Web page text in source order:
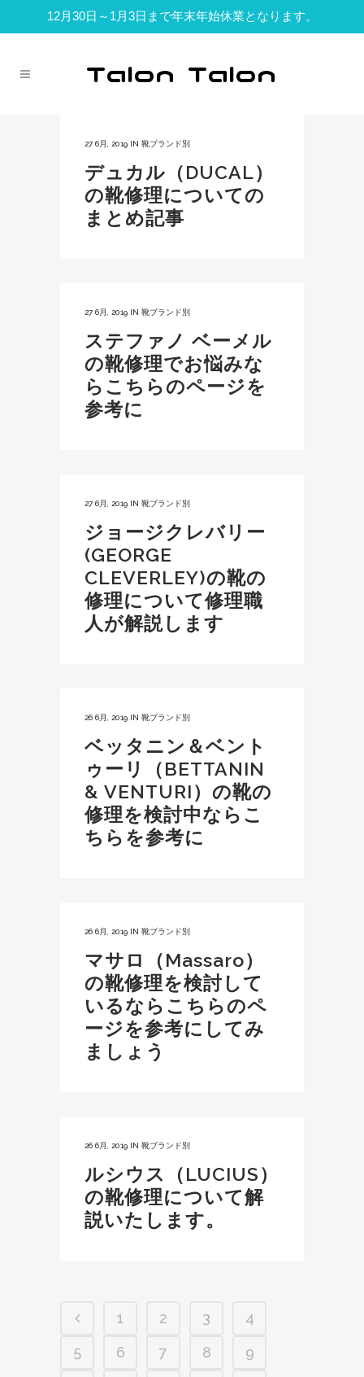
12月30日～1月3日まで年末年始休業となります。
27 6月, 2019 IN 靴ブランド別
デュカル（DUCAL）
の靴修理についての
まとめ記事
27 6月, 2019 IN 靴ブランド別
ステファノ ベーメル
の靴修理でお悩みな
らこちらのページを
参考に
27 6月, 2019 IN 靴ブランド別
ジョージクレバリー
(GEORGE
CLEVERLEY)の靴の
修理について修理職
人が解説します
26 6月, 2019 IN 靴ブランド別
ベッタニン＆ベント
ゥーリ（BETTANIN
& VENTURI）の靴の
修理を検討中ならこ
ちらを参考に
26 6月, 2019 IN 靴ブランド別
マサロ（Massaro）
の靴修理を検討して
いるならこちらのペ
ージを参考にしてみ
ましょう
26 6月, 2019 IN 靴ブランド別
ルシウス（LUCIUS）
の靴修理について解
説いたします。
1 2 3
4
5
6 7 8
9